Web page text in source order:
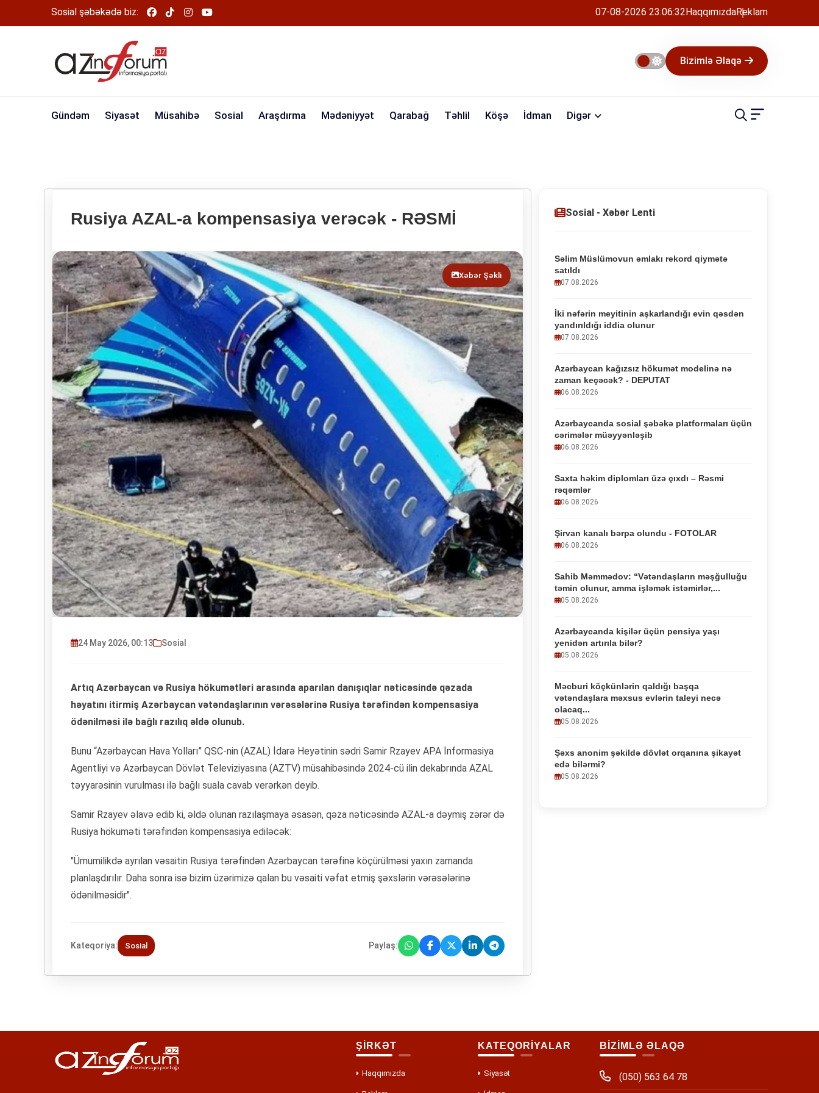
Sosial şəbəkədə biz: 07-08-2026 23:06:33HaqqımızdaReklam
Bizimlə Əlaqə
Gündəm Siyasət Müsahibə Sosial Araşdırma Mədəniyyət Qarabağ Təhlil Köşə İdman Digər
Rusiya AZAL-a kompensasiya verəcək - RƏSMİ
Xəbər Şəkli
24 May 2026, 00:13 Sosial
Artıq Azərbaycan və Rusiya hökumətləri arasında aparılan danışıqlar nəticəsində qəzada
həyatını itirmiş Azərbaycan vətəndaşlarının vərəsələrinə Rusiya tərəfindən kompensasiya
ödənilməsi ilə bağlı razılıq əldə olunub.
Bunu “Azərbaycan Hava Yolları” QSC-nin (AZAL) İdarə Heyətinin sədri Samir Rzayev APA İnformasiya
Agentliyi və Azərbaycan Dövlət Televiziyasına (AZTV) müsahibəsində 2024-cü ilin dekabrında AZAL
təyyarəsinin vurulması ilə bağlı suala cavab verərkən deyib.
Samir Rzayev əlavə edib ki, əldə olunan razılaşmaya əsasən, qəza nəticəsində AZAL-a dəymiş zərər də
Rusiya hökuməti tərəfindən kompensasiya ediləcək:
"Ümumilikdə ayrılan vəsaitin Rusiya tərəfindən Azərbaycan tərəfinə köçürülməsi yaxın zamanda
planlaşdırılır. Daha sonra isə bizim üzərimizə qalan bu vəsaiti vəfat etmiş şəxslərin vərəsələrinə
ödənilməsidir".
Kateqoriya: Sosial Paylaş:
Sosial - Xəbər Lenti
Səlim Müslümovun əmlakı rekord qiymətə
satıldı
07.08.2026
İki nəfərin meyitinin aşkarlandığı evin qəsdən
yandırıldığı iddia olunur
07.08.2026
Azərbaycan kağızsız hökumət modelinə nə
zaman keçəcək? - DEPUTAT
06.08.2026
Azərbaycanda sosial şəbəkə platformaları üçün
cərimələr müəyyənləşib
06.08.2026
Saxta həkim diplomları üzə çıxdı – Rəsmi
rəqəmlər
06.08.2026
Şirvan kanalı bərpa olundu - FOTOLAR
06.08.2026
Sahib Məmmədov: “Vətəndaşların məşğulluğu
təmin olunur, amma işləmək istəmirlər,...
05.08.2026
Azərbaycanda kişilər üçün pensiya yaşı
yenidən artırıla bilər?
05.08.2026
Məcburi köçkünlərin qaldığı başqa
vətəndaşlara məxsus evlərin taleyi necə
olacaq...
05.08.2026
Şəxs anonim şəkildə dövlət orqanına şikayət
edə bilərmi?
05.08.2026
ŞİRKƏT
Haqqımızda
KATEQORİYALAR
Siyasət
BİZİMLƏ ƏLAQƏ
(050) 563 64 78